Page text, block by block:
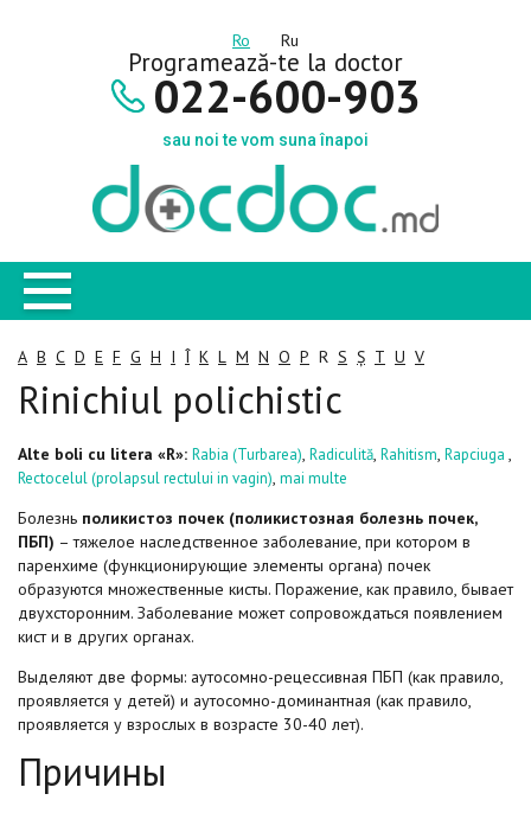
Ro Ru
Programează-te la doctor
022-600-903
sau noi te vom suna înapoi
A B C D E F G H I Î K L M N O P R S Ș T U V
Rinichiul polichistic
Alte boli cu litera «R»: Rabia (Turbarea), Radiculită, Rahitism, Rapciuga ,
Rectocelul (prolapsul rectului in vagin), mai multe
Болезнь поликистоз почек (поликистозная болезнь почек,
ПБП) – тяжелое наследственное заболевание, при котором в
паренхиме (функционирующие элементы органа) почек
образуются множественные кисты. Поражение, как правило, бывает
двухсторонним. Заболевание может сопровождаться появлением
кист и в других органах.
Выделяют две формы: аутосомно-рецессивная ПБП (как правило,
проявляется у детей) и аутосомно-доминантная (как правило,
проявляется у взрослых в возрасте 30-40 лет).
Причины